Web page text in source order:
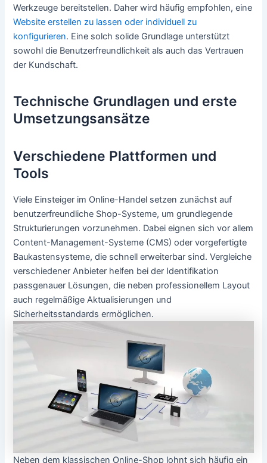
Werkzeuge bereitstellen. Daher wird häufig empfohlen, eine
Website erstellen zu lassen oder individuell zu
konfigurieren. Eine solch solide Grundlage unterstützt
sowohl die Benutzerfreundlichkeit als auch das Vertrauen
der Kundschaft.
Technische Grundlagen und erste
Umsetzungsansätze
Verschiedene Plattformen und
Tools
Viele Einsteiger im Online-Handel setzen zunächst auf
benutzerfreundliche Shop-Systeme, um grundlegende
Strukturierungen vorzunehmen. Dabei eignen sich vor allem
Content-Management-Systeme (CMS) oder vorgefertigte
Baukastensysteme, die schnell erweiterbar sind. Vergleiche
verschiedener Anbieter helfen bei der Identifikation
passgenauer Lösungen, die neben professionellem Layout
auch regelmäßige Aktualisierungen und
Sicherheitsstandards ermöglichen.
Neben dem klassischen Online-Shop lohnt sich häufig ein